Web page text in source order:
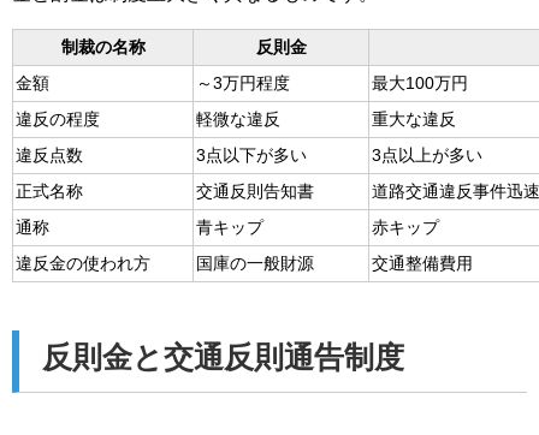
制裁の名称
反則金
金額
～3万円程度
最大100万円
違反の程度
軽微な違反
重大な違反
違反点数
3点以下が多い
3点以上が多い
正式名称
交通反則告知書
道路交通違反事件迅
通称
青キップ
赤キップ
違反金の使われ方
国庫の一般財源 交通整備費用
反則金と交通反則通告制度